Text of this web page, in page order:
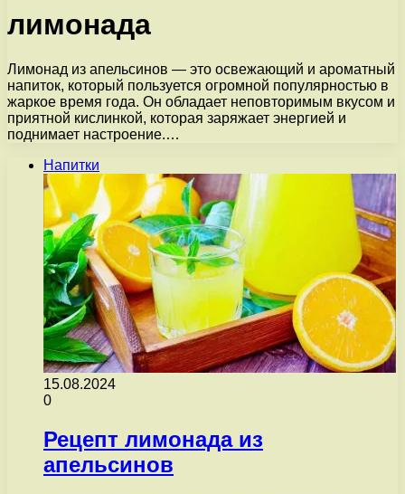
лимонада
Лимонад из апельсинов — это освежающий и ароматный
напиток, который пользуется огромной популярностью в
жаркое время года. Он обладает неповторимым вкусом и
приятной кислинкой, которая заряжает энергией и
поднимает настроение.…
Напитки
15.08.2024
0
Рецепт лимонада из
апельсинов